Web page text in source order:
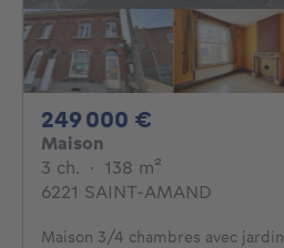
249 000 €
Maison
3 ch. 3 chambres
· 138 m²
6221 SAINT-AMAND
Maison 3/4 chambres avec jardin